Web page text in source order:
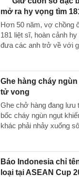
mở ra hy vọng tìm
Hơn 50 năm, vợ chồng
181 liệt sĩ, hoàn cảnh
đưa các anh trở về với
Ghe hàng cháy
tử vong
Ghe chở hàng đang lưu
bốc cháy ngùn ngụt
khác phải nhảy xuống
Báo Indonesia chỉ
loại tại ASEAN Cup